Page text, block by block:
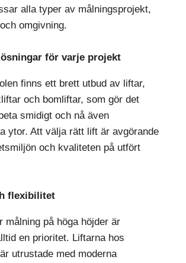
alla typer av målningsprojekt,
omgivning.
för varje projekt
finns ett brett utbud av liftar,
och bomliftar, som gör det
smidigt och nå även
ytor. Att välja rätt lift är avgörande
och kvaliteten på utfört
flexibilitet
målning på höga höjder är
en prioritet. Liftarna hos
utrustade med moderna